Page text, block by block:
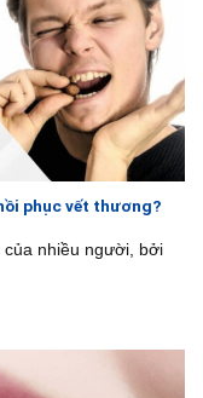
phục vết thương?
của nhiều người, bởi